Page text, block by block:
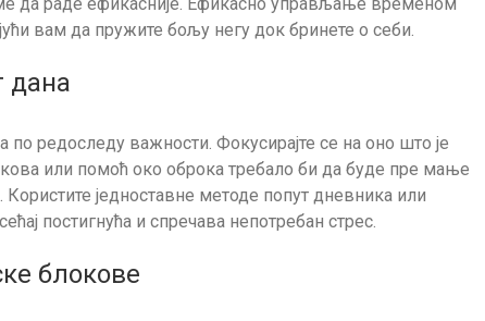
вам да пружите бољу негу док бринете о себи.
дана
по редоследу важности. Фокусирајте се на оно што је
или помоћ око оброка требало би да буде пре мање
једноставне методе попут дневника или
постигнућа и спречава непотребан стрес.
блокове